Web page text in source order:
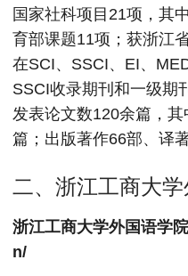
国家社科项目21项，其
育部课题11项；获浙江
在SCI、SSCI、EI、
SSCI收录期刊和一级期
发表论文数120余篇，
篇；出版著作66部、译著
二、浙江工商大
浙江工商大学外国语学院
n/